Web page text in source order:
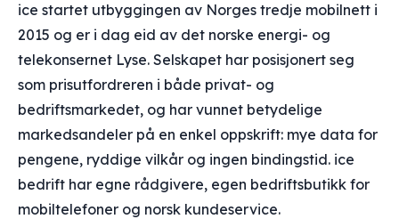
ice startet utbyggingen av Norges tredje mobilnett i
2015 og er i dag eid av det norske energi- og
telekonsernet Lyse. Selskapet har posisjonert seg
som prisutfordreren i både privat- og
bedriftsmarkedet, og har vunnet betydelige
markedsandeler på en enkel oppskrift: mye data for
pengene, ryddige vilkår og ingen bindingstid. ice
bedrift har egne rådgivere, egen bedriftsbutikk for
mobiltelefoner og norsk kundeservice.